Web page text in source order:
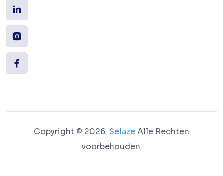
Copyright © 2026. SelazeAlle Rechten
voorbehouden.